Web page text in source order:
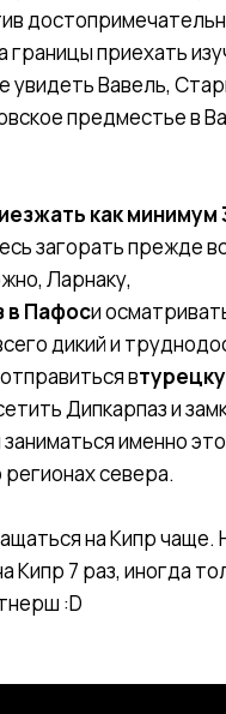
границы приехать
увидеть Вавель,
предместье в
как минимум
загорать прежде
Ларнаку,
в Пафоси
дикий и
в
Дипкарпаз и
именно
севера.
на Кипр
Кипр 7 раз, иногда
:D